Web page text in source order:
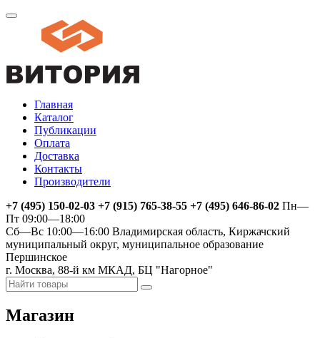
Главная
Каталог
Публикации
Оплата
Доставка
Контакты
Производители
+7 (495) 150-02-03 +7 (915) 765-38-55 +7 (495) 646-86-02 Пн—
Пт 09:00—18:00
Сб—Вс 10:00—16:00 Владимирская область, Киржачский
муниципальный округ, муниципальное образование
Першинское
г. Москва, 88-й км МКАД, БЦ "Нагорное"
Магазин